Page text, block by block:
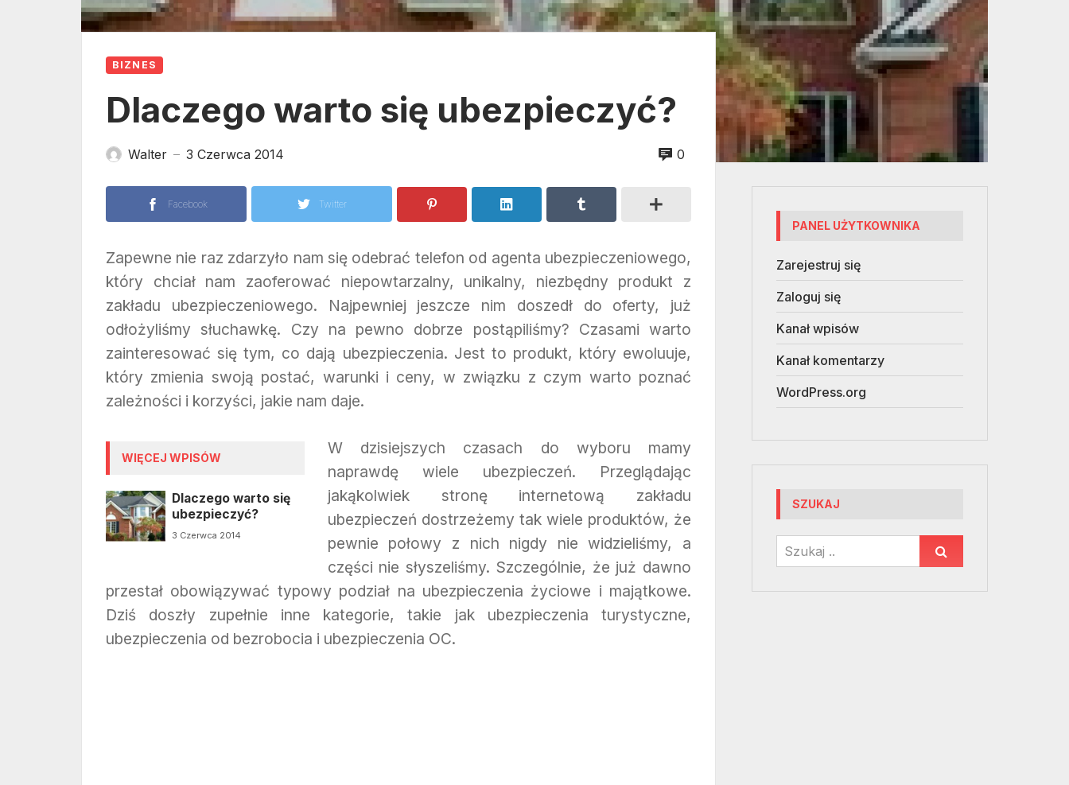
BIZNES
Dlaczego warto się ubezpieczyć?
Walter — 3 Czerwca 2014 0
Facebook Twitter
Zapewne nie raz zdarzyło nam się odebrać telefon od agenta ubezpieczeniowego,
który chciał nam zaoferować niepowtarzalny, unikalny, niezbędny produkt z
zakładu ubezpieczeniowego. Najpewniej jeszcze nim doszedł do oferty, już
odłożyliśmy słuchawkę. Czy na pewno dobrze postąpiliśmy? Czasami warto
zainteresować się tym, co dają ubezpieczenia. Jest to produkt, który ewoluuje,
który zmienia swoją postać, warunki i ceny, w związku z czym warto poznać
zależności i korzyści, jakie nam daje.
WIĘCEJ WPISÓW
Dlaczego warto się
ubezpieczyć?
3 Czerwca 2014
W dzisiejszych czasach do wyboru mamy
naprawdę wiele ubezpieczeń. Przeglądając
jakąkolwiek stronę internetową zakładu
ubezpieczeń dostrzeżemy tak wiele produktów, że
pewnie połowy z nich nigdy nie widzieliśmy, a
części nie słyszeliśmy. Szczególnie, że już dawno
przestał obowiązywać typowy podział na ubezpieczenia życiowe i majątkowe.
Dziś doszły zupełnie inne kategorie, takie jak ubezpieczenia turystyczne,
ubezpieczenia od bezrobocia i ubezpieczenia OC.
PANEL UŻYTKOWNIKA
Zarejestruj się
Zaloguj się
Kanał wpisów
Kanał komentarzy
WordPress.org
SZUKAJ